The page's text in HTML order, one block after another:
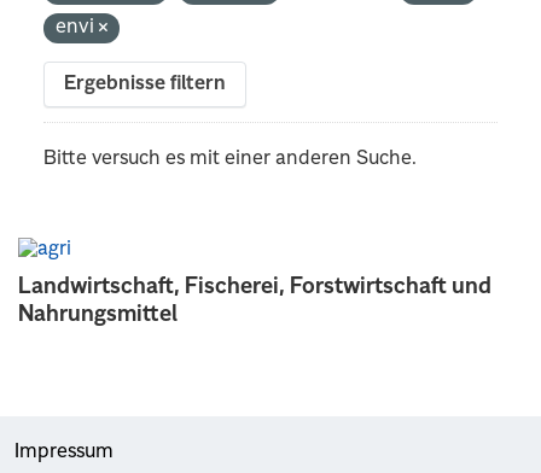
Landwirtschaft, Fischerei, Forstwirtschaft und
Nahrungsmittel
envi
Ergebnisse filtern
Bitte versuch es mit einer anderen Suche.
Impressum